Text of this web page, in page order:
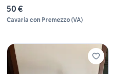
50 €
Cavaria con Premezzo(VA)